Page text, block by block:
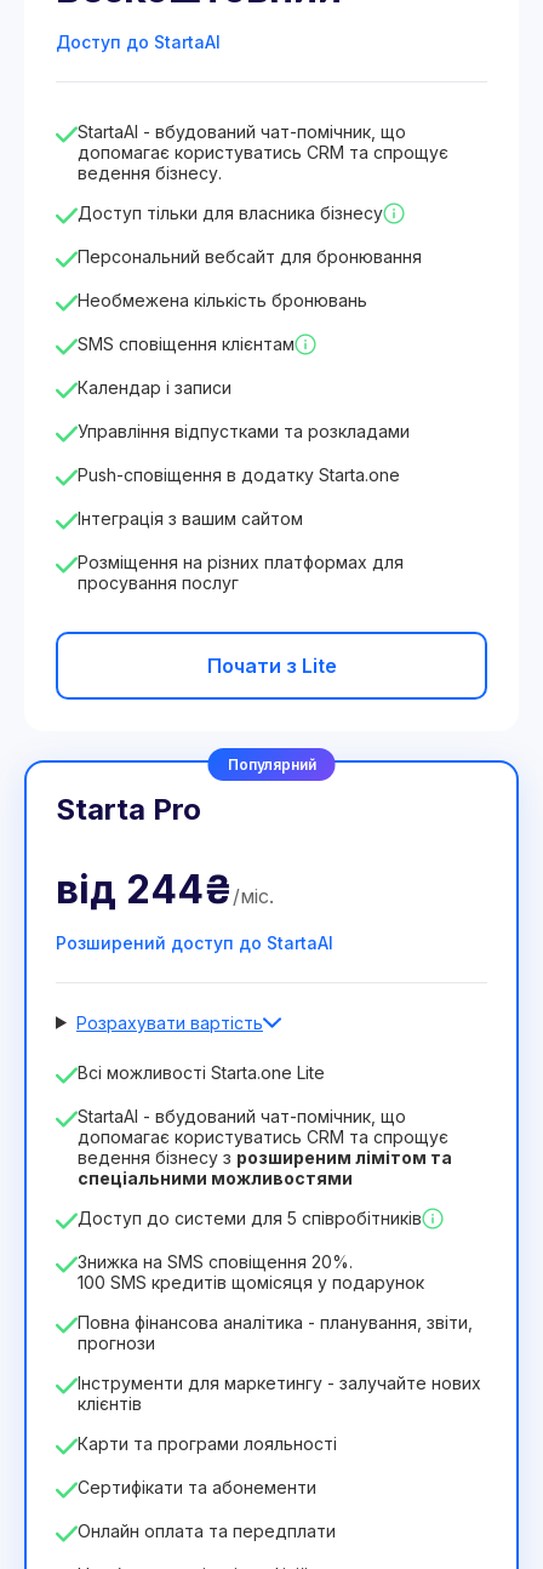
Доступ до StartaAI
StartaAI - вбудований чат-помічник, що
допомагає користуватись CRM та спрощує
ведення бізнесу.
Доступ тільки для власника бізнесу
Персональний вебсайт для бронювання
Необмежена кількість бронювань
SMS сповіщення клієнтам
Календар і записи
Управління відпустками та розкладами
Push-сповіщення в додатку Starta.one
Інтеграція з вашим сайтом
Розміщення на різних платформах для
просування послуг
Почати з Lite
Популярний
Starta Pro
від 244₴ /міс.
Розширений доступ до StartaAI
Розрахувати вартість
Кількість співробітників
Тривалість ліцензії
12 Months (знижка -25%) Вигідний
349₴ 244₴ /місяць
Всі можливості Starta.one Lite
StartaAI - вбудований чат-помічник, що
допомагає користуватись CRM та спрощує
ведення бізнесу з розширеним лімітом та
спеціальними можливостями
Доступ до системи для 5 співробітників
Знижка на SMS сповіщення 20%.
100 SMS кредитів щомісяця у подарунок
Повна фінансова аналітика - планування, звіти,
прогнози
Інструменти для маркетингу - залучайте нових
клієнтів
Карти та програми лояльності
Сертифікати та абонементи
Онлайн оплата та передплати